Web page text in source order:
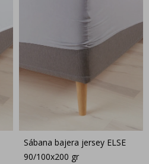
Sábana bajera jersey ELSE
90/100x200 gr